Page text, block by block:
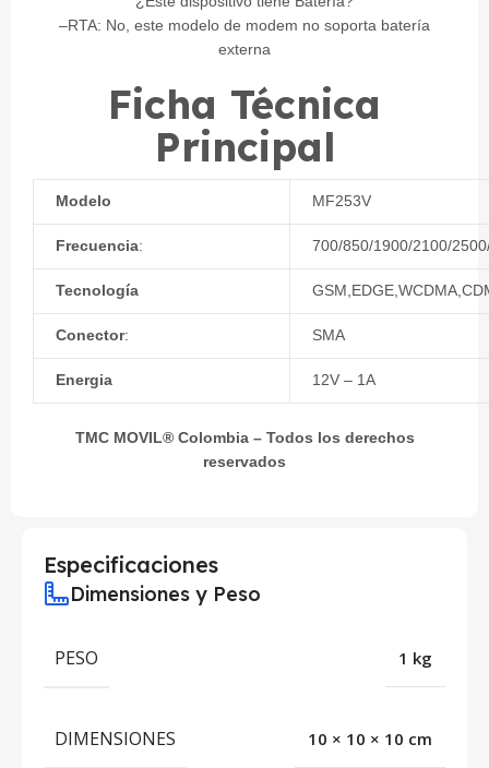
–RTA: No, este modelo de modem no soporta batería
externa
Ficha Técnica
Principal
Modelo MF253V
Frecuencia: 700/850/1900/2100/
Tecnología
Conector: SMA
Energia 12V – 1A
TMC MOVIL® Colombia – Todos los derechos
reservados
Especificaciones
Dimensiones y Peso
PESO 1 kg
DIMENSIONES 10 × 10 × 10 cm